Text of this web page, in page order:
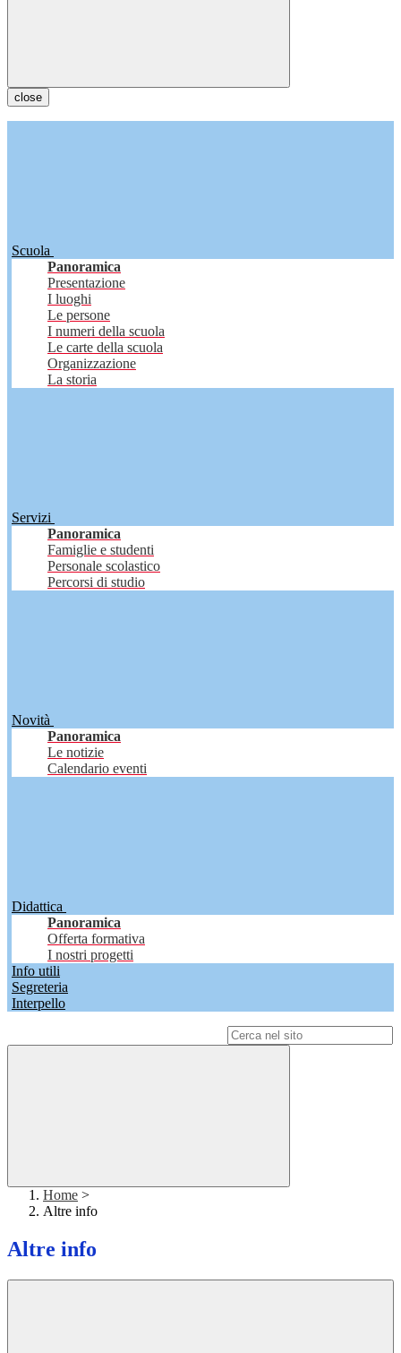
close
Scuola
Panoramica
Presentazione
I luoghi
Le persone
I numeri della scuola
Le carte della scuola
Organizzazione
La storia
Servizi
Panoramica
Famiglie e studenti
Personale scolastico
Percorsi di studio
Novità
Panoramica
Le notizie
Calendario eventi
Didattica
Panoramica
Offerta formativa
I nostri progetti
Info utili
Segreteria
Interpello
Home >
Altre info
Altre info